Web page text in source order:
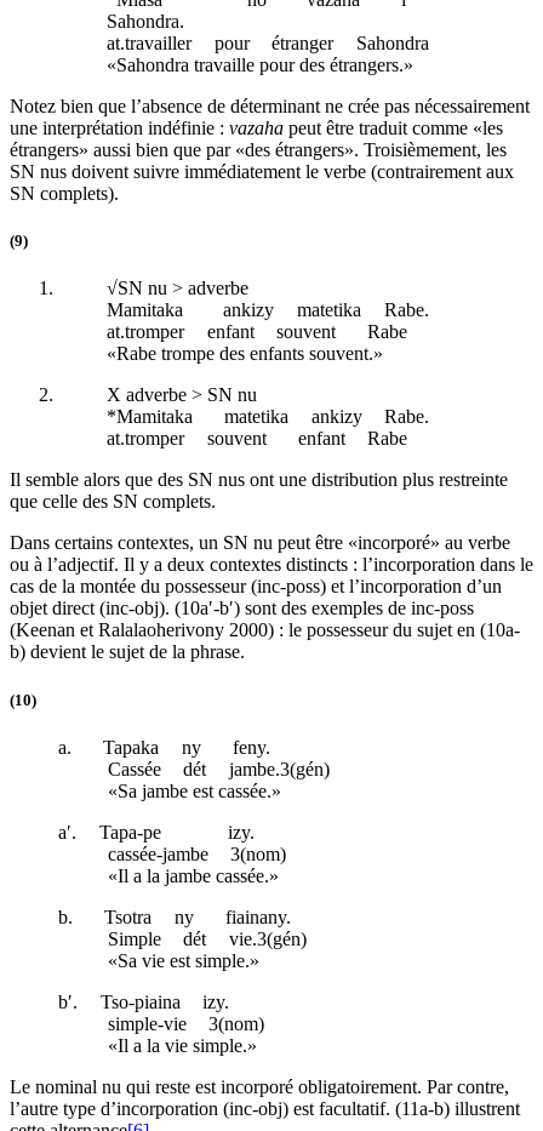
Sahondra.
at.travailler pour étranger
Sahondra
«Sahondra travaille pour des étrangers.»
Notez bien que l’absence de déterminant ne crée pas nécessairement
une interprétation indéfinie : vazaha peut être traduit comme «les
étrangers» aussi bien que par «des étrangers». Troisièmement, les
SN nus doivent suivre immédiatement le verbe (contrairement aux
SN complets).
(9)
√SN nu > adverbe
Mamitaka
ankizy matetika
Rabe.
at.tromper enfant souvent
Rabe
«Rabe trompe des enfants souvent.»
X adverbe > SN nu
*Mamitaka
matetika ankizy
Rabe.
at.tromper souvent enfant
Rabe
Il semble alors que des SN nus ont une distribution plus restreinte
que celle des SN complets.
Dans certains contextes, un SN nu peut être «incorporé» au verbe
ou à l’adjectif. Il y a deux contextes distincts : l’incorporation dans le
cas de la montée du possesseur (inc-poss) et l’incorporation d’un
objet direct (inc-obj). (10a′-b′) sont des exemples de inc-poss
(Keenan et Ralalaoherivony 2000) : le possesseur du sujet en (10a-
b) devient le sujet de la phrase.
(10)
a. Tapaka ny
feny.
Cassée
dét jambe.3(gén)
«Sa jambe est cassée.»
a′.
Tapa-pe
izy.
cassée-jambe
3(nom)
«Il a la jambe cassée.»
b.
Tsotra ny
fiainany.
Simple
dét vie.3(gén)
«Sa vie est simple.»
b′.
Tso-piaina
izy.
simple-vie
3(nom)
«Il a la vie simple.»
Le nominal nu qui reste est incorporé obligatoirement. Par contre,
l’autre type d’incorporation (inc-obj) est facultatif. (11a-b) illustrent